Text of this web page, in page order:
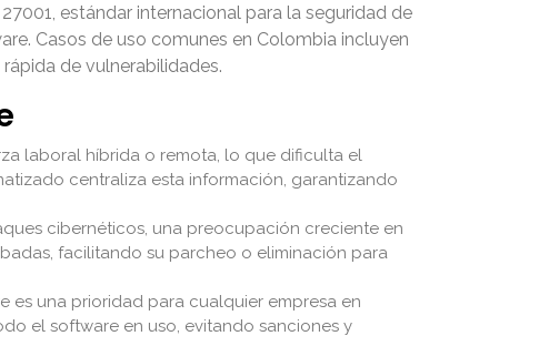
estándar internacional para la seguridad de
Casos de uso comunes en Colombia incluyen
de vulnerabilidades.
laboral híbrida o remota, lo que dificulta el
centraliza esta información, garantizando
cibernéticos, una preocupación creciente en
facilitando su parcheo o eliminación para
es una prioridad para cualquier empresa en
el software en uso, evitando sanciones y